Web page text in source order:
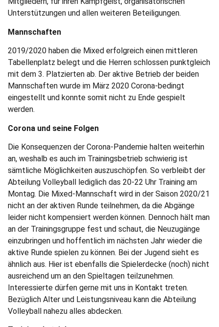
Unterstützungen und allen weiteren Beteiligungen.
Mannschaften
2019/2020 haben die Mixed erfolgreich einen mittleren
Tabellenplatz belegt und die Herren schlossen punktgleich
mit dem 3. Platzierten ab. Der aktive Betrieb der beiden
Mannschaften wurde im März 2020 Corona-bedingt
eingestellt und konnte somit nicht zu Ende gespielt
werden.
Corona und seine Folgen
Die Konsequenzen der Corona-Pandemie halten weiterhin
an, weshalb es auch im Trainingsbetrieb schwierig ist
sämtliche Möglichkeiten auszuschöpfen. So verbleibt der
Abteilung Volleyball lediglich das 20-22 Uhr Training am
Montag. Die Mixed-Mannschaft wird in der Saison 2020/21
nicht an der aktiven Runde teilnehmen, da die Abgänge
leider nicht kompensiert werden können. Dennoch hält man
an der Trainingsgruppe fest und schaut, die Neuzugänge
einzubringen und hoffentlich im nächsten Jahr wieder die
aktive Runde spielen zu können. Bei der Jugend sieht es
ähnlich aus. Hier ist ebenfalls die Spielerdecke (noch) nicht
ausreichend um an den Spieltagen teilzunehmen.
Interessierte dürfen gerne mit uns in Kontakt treten.
Bezüglich Alter und Leistungsniveau kann die Abteilung
Volleyball nahezu alles abdecken.